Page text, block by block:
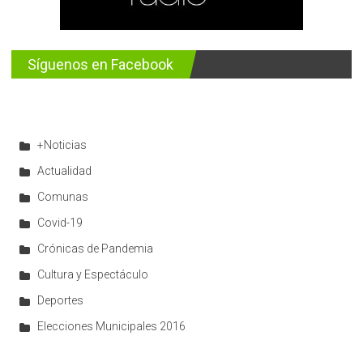
Síguenos en Facebook
+Noticias
Actualidad
Comunas
Covid-19
Crónicas de Pandemia
Cultura y Espectáculo
Deportes
Elecciones Municipales 2016